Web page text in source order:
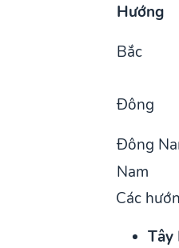
Hướng
Bắc
Đông
Đông
Nam
Các
Tây